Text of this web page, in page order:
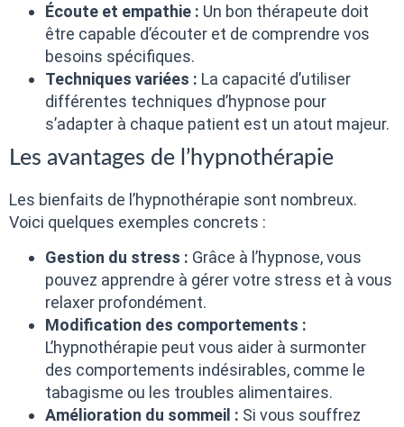
Écoute et empathie : Un bon thérapeute doit
être capable d’écouter et de comprendre vos
besoins spécifiques.
Techniques variées : La capacité d’utiliser
différentes techniques d’hypnose pour
s’adapter à chaque patient est un atout majeur.
Les avantages de l’hypnothérapie
Les bienfaits de l’hypnothérapie sont nombreux.
Voici quelques exemples concrets :
Gestion du stress : Grâce à l’hypnose, vous
pouvez apprendre à gérer votre stress et à vous
relaxer profondément.
Modification des comportements :
L’hypnothérapie peut vous aider à surmonter
des comportements indésirables, comme le
tabagisme ou les troubles alimentaires.
Amélioration du sommeil : Si vous souffrez